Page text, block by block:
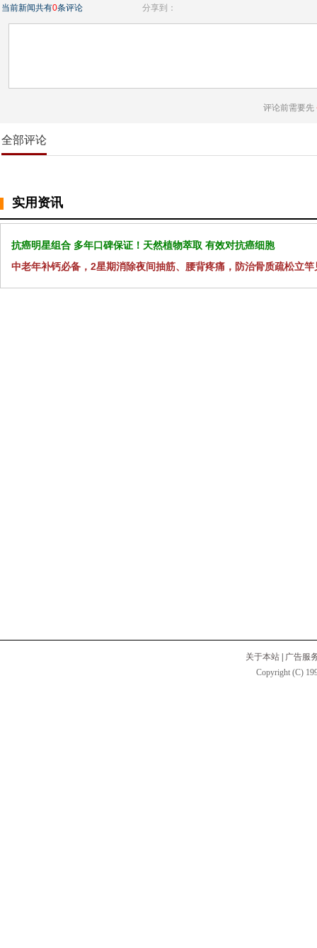
当前新闻共有0条评论 分享到：
评论前需要先
全部评论
实用资讯
抗癌明星组合 多年口碑保证！天然植物萃取 有效对抗癌细胞
中老年补钙必备，2星期消除夜间抽筋、腰背疼痛，防治骨质疏松立竿
关于本站
广告服
Copyright (C)